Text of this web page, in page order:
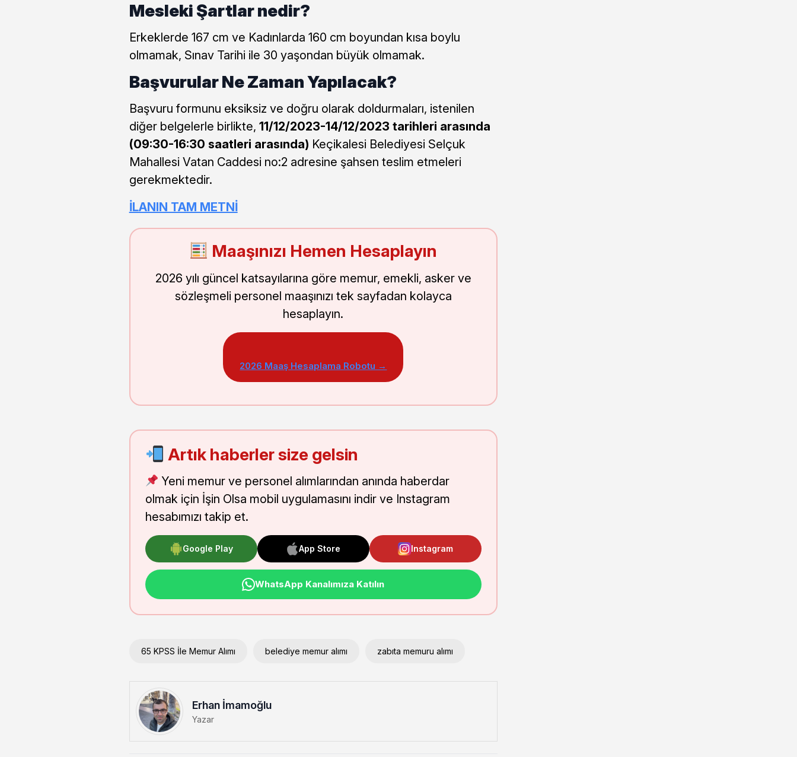
Mesleki Şartlar nedir?
Erkeklerde 167 cm ve Kadınlarda 160 cm boyundan kısa boylu
olmamak, Sınav Tarihi ile 30 yaşondan büyük olmamak.
Başvurular Ne Zaman Yapılacak?
Başvuru formunu eksiksiz ve doğru olarak doldurmaları, istenilen
diğer belgelerle birlikte, 11/12/2023-14/12/2023 tarihleri arasında
(09:30-16:30 saatleri arasında) Keçikalesi Belediyesi Selçuk
Mahallesi Vatan Caddesi no:2 adresine şahsen teslim etmeleri
gerekmektedir.
İLANIN TAM METNİ
Maaşınızı Hemen Hesaplayın
2026 yılı güncel katsayılarına göre memur, emekli, asker ve
sözleşmeli personel maaşınızı tek sayfadan kolayca
hesaplayın.
2026 Maaş Hesaplama Robotu →
Artık haberler size gelsin
Yeni memur ve personel alımlarından anında haberdar
olmak için İşin Olsa mobil uygulamasını indir ve Instagram
hesabımızı takip et.
Google Play App Store Instagram
WhatsApp Kanalımıza Katılın
65 KPSS İle Memur Alımı belediye memur alımı zabıta memuru alımı
Erhan İmamoğlu
Yazar